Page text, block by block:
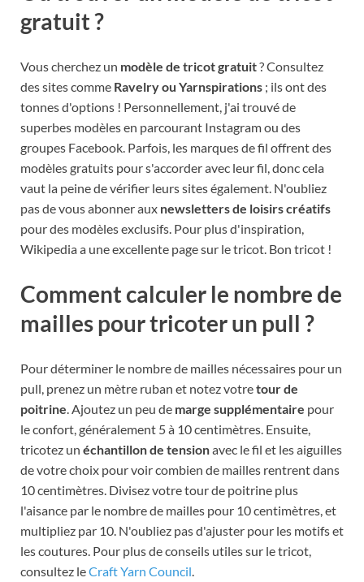
gratuit ?
Vous cherchez un modèle de tricot gratuit? Consultez
des sites comme Ravelry ou Yarnspirations ; ils ont des
tonnes d'options ! Personnellement, j'ai trouvé de
superbes modèles en parcourant Instagram ou des
groupes Facebook. Parfois, les marques de fil offrent des
modèles gratuits pour s'accorder avec leur fil, donc cela
vaut la peine de vérifier leurs sites également. N'oubliez
pas de vous abonner aux newsletters de loisirs créatifs
pour des modèles exclusifs. Pour plus d'inspiration,
Wikipedia a une excellente page sur le tricot. Bon tricot !
Comment calculer le nombre de
mailles pour tricoter un pull ?
Pour déterminer le nombre de mailles nécessaires pour un
pull, prenez un mètre ruban et notez votretour de
poitrine. Ajoutez un peu de marge supplémentaire pour
le confort, généralement 5 à 10 centimètres. Ensuite,
tricotez un échantillon de tensionavec le fil et les aiguilles
de votre choix pour voir combien de mailles rentrent dans
10 centimètres. Divisez votre tour de poitrine plus
l'aisance par le nombre de mailles pour 10 centimètres, et
multipliez par 10. N'oubliez pas d'ajuster pour les motifs et
les coutures. Pour plus de conseils utiles sur le tricot,
consultez leCraft Yarn Council.